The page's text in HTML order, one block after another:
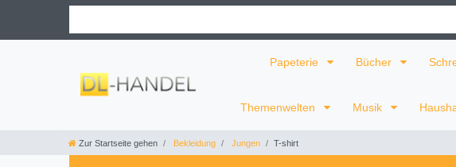
Papeterie Bücher
Themenwelten Musik
Zur Startseite gehen Bekleidung Jungen T-shirt